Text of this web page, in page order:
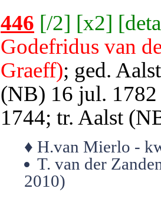
446 [/2] [x2] [
Godefridus van
Graeff); ged.
(NB) 16 jul.
1744; tr. Aalst
♦ H.van Mierlo -
T. van der
2010)